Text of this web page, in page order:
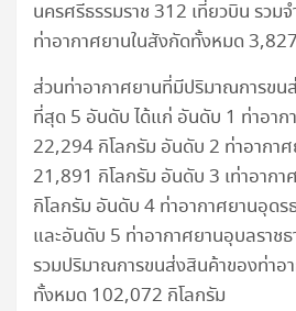
นครศรีธรรมราช 312 เที่ยวบิน รว
ท่าอากาศยานในสังกัดทั้งหมด
ส่วนท่าอากาศยานที่มีปริมาณการขน
ที่สุด 5 อันดับ ได้แก่ อันดับ 1 ท่าอาก
22,294 กิโลกรัม อันดับ 2 ท่าอากา
21,891 กิโลกรัม อันดับ 3 เท่าอาก
กิโลกรัม อันดับ 4 ท่าอากาศยานอุด
และอันดับ 5 ท่าอากาศยานอุบลราช
รวมปริมาณการขนส่งสินค้าของท่าอ
ทั้งหมด 102,072 กิโลกรัม